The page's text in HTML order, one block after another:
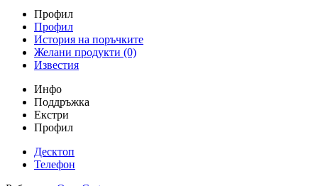
Профил
Профил
История на поръчките
Желани продукти (0)
Известия
Инфо
Поддръжка
Екстри
Профил
Десктоп
Телефон